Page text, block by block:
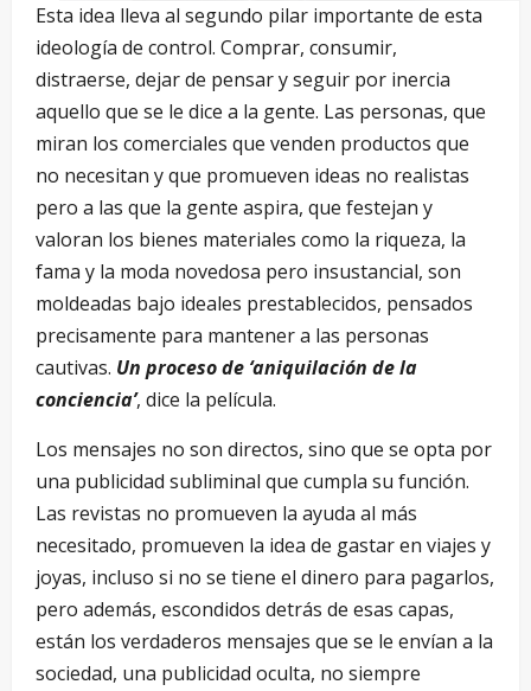
Esta idea lleva al segundo pilar importante de esta
ideología de control. Comprar, consumir,
distraerse, dejar de pensar y seguir por inercia
aquello que se le dice a la gente. Las personas, que
miran los comerciales que venden productos que
no necesitan y que promueven ideas no realistas
pero a las que la gente aspira, que festejan y
valoran los bienes materiales como la riqueza, la
fama y la moda novedosa pero insustancial, son
moldeadas bajo ideales prestablecidos, pensados
precisamente para mantener a las personas
cautivas. Un proceso de ‘aniquilación de la
conciencia’, dice la película.
Los mensajes no son directos, sino que se opta por
una publicidad subliminal que cumpla su función.
Las revistas no promueven la ayuda al más
necesitado, promueven la idea de gastar en viajes y
joyas, incluso si no se tiene el dinero para pagarlos,
pero además, escondidos detrás de esas capas,
están los verdaderos mensajes que se le envían a la
sociedad, una publicidad oculta, no siempre